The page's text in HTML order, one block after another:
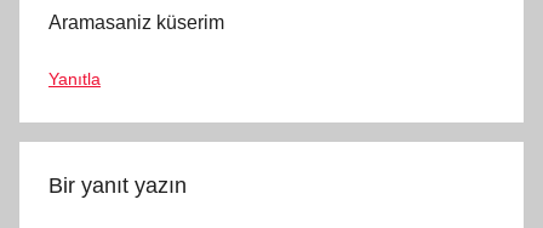
Aramasaniz küserim
Yanıtla
Bir yanıt yazın